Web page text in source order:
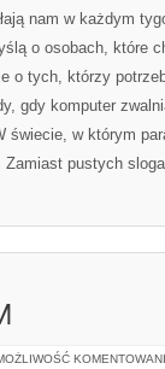
nam w każdym
o osobach, które
o tych, którzy
gdy komputer
świecie, w którym
pustych